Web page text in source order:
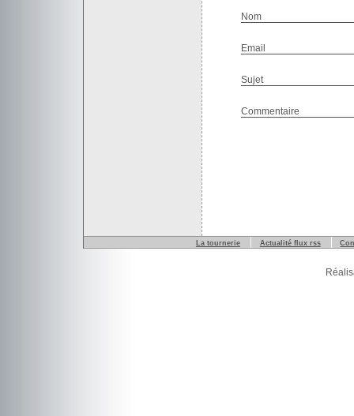
Nom
Email
Sujet
Commentaire
La tournerie Actualité flux rss